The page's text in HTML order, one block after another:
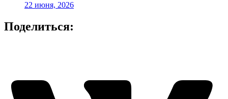
22 июня, 2026
Поделиться: